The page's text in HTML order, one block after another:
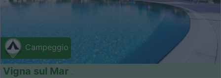
Campeggio
Vigna sul Mar